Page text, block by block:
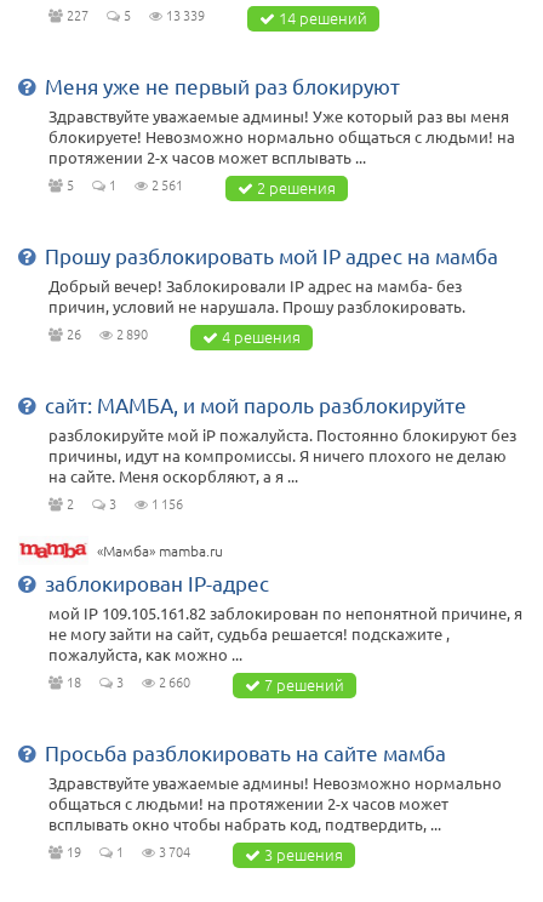
227 5 13 339 14 решений
Меня уже не первый раз блокируют
Здравствуйте уважаемые админы! Уже который раз вы меня
блокируете! Невозможно нормально общаться с людьми! на
протяжении 2-х часов может всплывать ...
5 1 2 561 2 решения
Прошу разблокировать мой IP адрес на мамба
Добрый вечер! Заблокировали IP адрес на мамба- без
причин, условий не нарушала. Прошу разблокировать.
26 2 890 4 решения
сайт: МАМБА, и мой пароль разблокируйте
разблокируйте мой iP пожалуйста. Постоянно блокируют без
причины, идут на компромиссы. Я ничего плохого не делаю
на сайте. Меня оскорбляют, а я ...
2 3 1 156
«Мамба» mamba.ru
заблокирован IP-адрес
мой IP 109.105.161.82 заблокирован по непонятной причине, я
не могу зайти на сайт, судьба решается! подскажите ,
пожалуйста, как можно ...
18 3 2 660 7 решений
Просьба разблокировать на сайте мамба
Здравствуйте уважаемые админы! Невозможно нормально
общаться с людьми! на протяжении 2-х часов может
всплывать окно чтобы набрать код, подтвердить, ...
19 1 3 704 3 решения